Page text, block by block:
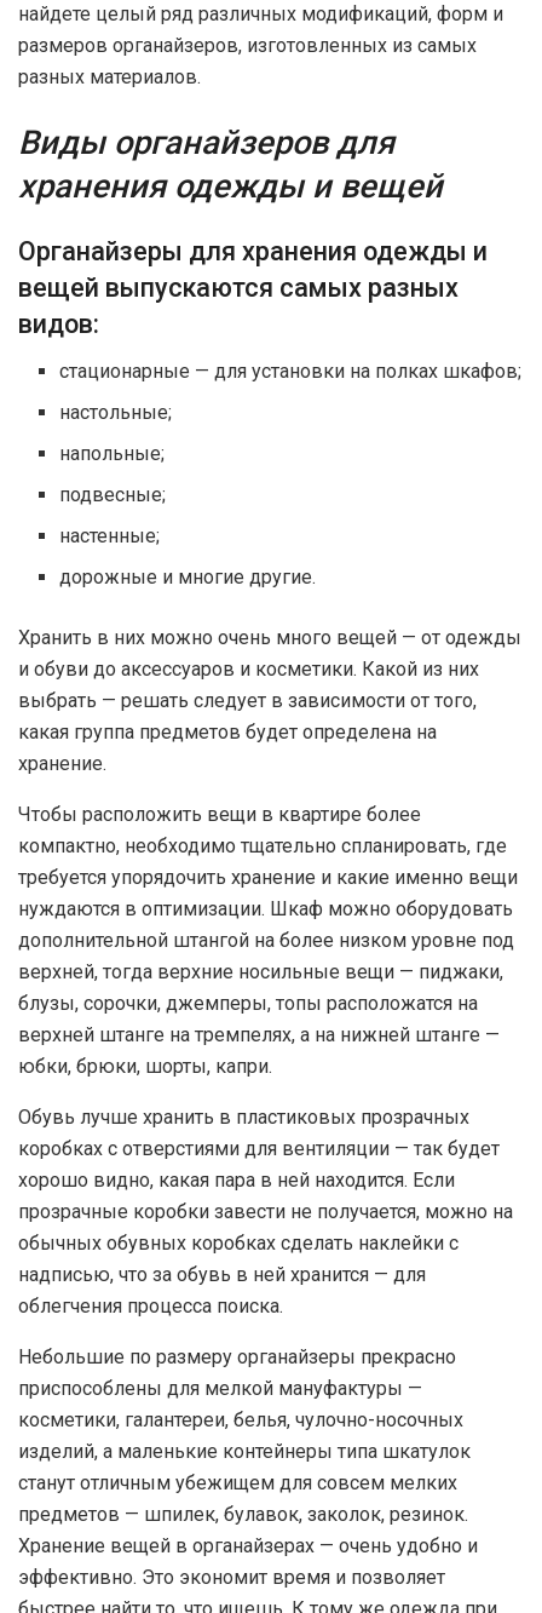
найдете целый ряд различных модификаций, форм и
размеров органайзеров, изготовленных из самых
разных материалов.
Виды органайзеров для
хранения одежды и вещей
Органайзеры для хранения одежды и
вещей выпускаются самых разных
видов:
стационарные — для установки на полках шкафов;
настольные;
напольные;
подвесные;
настенные;
дорожные и многие другие.
Хранить в них можно очень много вещей — от одежды
и обуви до аксессуаров и косметики. Какой из них
выбрать — решать следует в зависимости от того,
какая группа предметов будет определена на
хранение.
Чтобы расположить вещи в квартире более
компактно, необходимо тщательно спланировать, где
требуется упорядочить хранение и какие именно вещи
нуждаются в оптимизации. Шкаф можно оборудовать
дополнительной штангой на более низком уровне под
верхней, тогда верхние носильные вещи — пиджаки,
блузы, сорочки, джемперы, топы расположатся на
верхней штанге на тремпелях, а на нижней штанге —
юбки, брюки, шорты, капри.
Обувь лучше хранить в пластиковых прозрачных
коробках с отверстиями для вентиляции — так будет
хорошо видно, какая пара в ней находится. Если
прозрачные коробки завести не получается, можно на
обычных обувных коробках сделать наклейки с
надписью, что за обувь в ней хранится — для
облегчения процесса поиска.
Небольшие по размеру органайзеры прекрасно
приспособлены для мелкой мануфактуры —
косметики, галантереи, белья, чулочно-носочных
изделий, а маленькие контейнеры типа шкатулок
станут отличным убежищем для совсем мелких
предметов — шпилек, булавок, заколок, резинок.
Хранение вещей в органайзерах — очень удобно и
эффективно. Это экономит время и позволяет